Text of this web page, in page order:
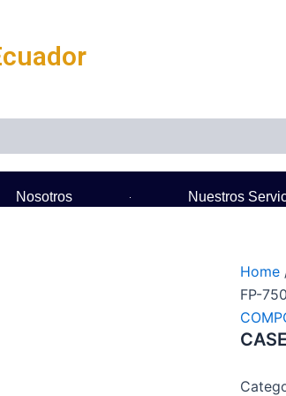
Nosotros Nuestros
Home
FP-